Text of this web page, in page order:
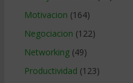
Motivacion (164)
Negociacion (122)
Networking(49)
Productividad (123)